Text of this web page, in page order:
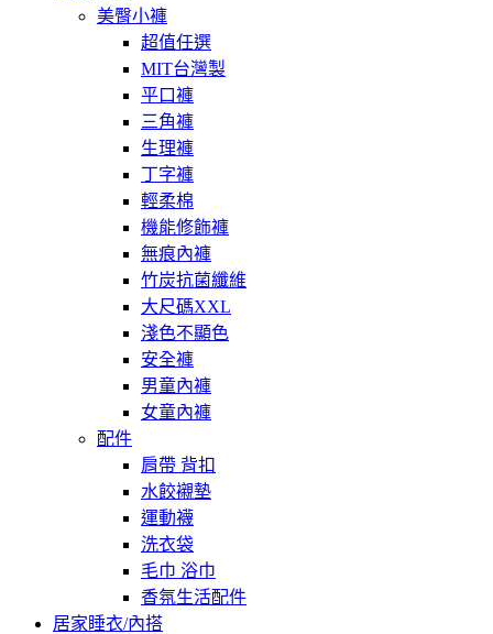
美臀小褲
超值任選
MIT台灣製
平口褲
三角褲
生理褲
丁字褲
輕柔棉
機能修飾褲
無痕內褲
竹炭抗菌纖維
大尺碼XXL
淺色不顯色
安全褲
男童內褲
女童內褲
配件
肩帶 背扣
水餃襯墊
運動襪
洗衣袋
毛巾 浴巾
香氛生活配件
居家睡衣/內搭